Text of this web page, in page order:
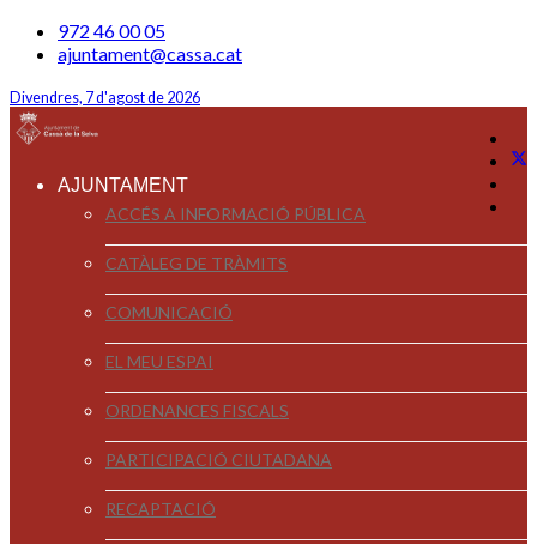
972 46 00 05
ajuntament@cassa.cat
Divendres, 7 d'agost de 2026
AJUNTAMENT
ACCÉS A INFORMACIÓ PÚBLICA
CATÀLEG DE TRÀMITS
COMUNICACIÓ
EL MEU ESPAI
ORDENANCES FISCALS
PARTICIPACIÓ CIUTADANA
RECAPTACIÓ